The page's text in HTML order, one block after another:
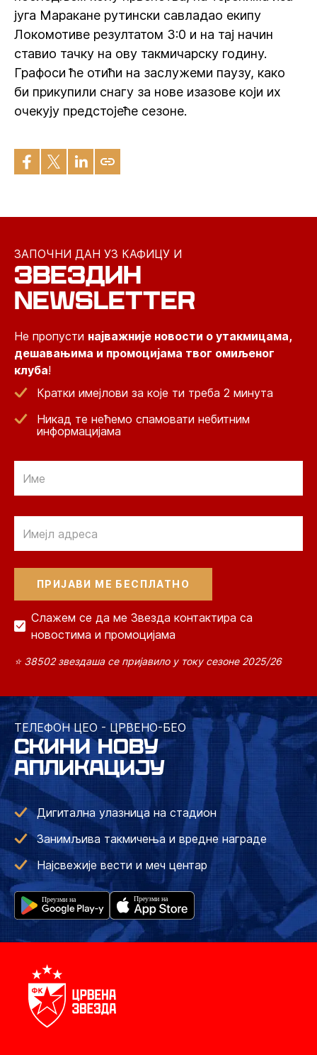
југа Маракане рутински савладао екипу
Локомотиве резултатом 3:0 и на тај начин
ставио тачку на ову такмичарску годину.
Графоси ће отићи на заслужеми паузу, како
би прикупили снагу за нове изазове који их
очекују предстојеће сезоне.
ЗАПОЧНИ ДАН УЗ КАФИЦУ И
ЗВЕЗДИН
NEWSLETTER
Не пропусти најважније новости о утакмицама,
дешавањима и промоцијама твог омиљеног
клуба!
Кратки имејлови за које ти треба 2 минута
Никад те нећемо спамовати небитним
информацијама
Слажем се да ме Звезда контактира са
новостима и промоцијама
⭐ 38502 звездаша се пријавило у току сезоне 2025/26
ТЕЛЕФОН ЦЕО - ЦРВЕНО-БЕО
СКИНИ НОВУ
АПЛИКАЦИЈУ
Дигитална улазница на стадион
Занимљива такмичења и вредне награде
Најсвежије вести и меч центар